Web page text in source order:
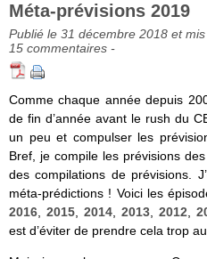
Méta-prévisions 2019
Publié le 31 décembre 2018 et
15 commentaires -
Comme chaque année depuis
de fin d’année avant le rush du
un peu et compulser les
Bref, je compile les prévisions
des compilations de prévisions.
méta-prédictions ! Voici les
2016
2015 2014 2013 2012
est d’éviter de prendre cela trop